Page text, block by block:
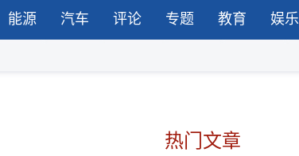
能源 汽车 评论 专题 教育 娱乐
热门文章